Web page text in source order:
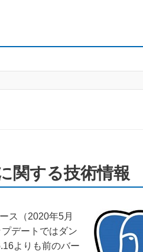
関する技術情報
ス（2020年5月
デートではダン
よりも前のバー